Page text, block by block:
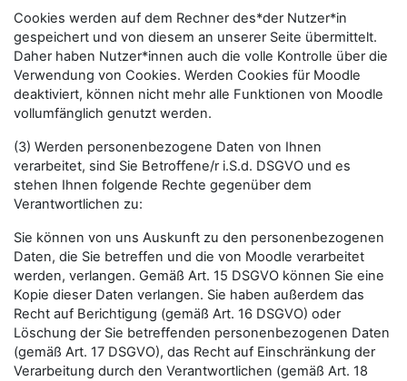
Cookies werden auf dem Rechner des*der Nutzer*in
gespeichert und von diesem an unserer Seite übermittelt.
Daher haben Nutzer*innen auch die volle Kontrolle über die
Verwendung von Cookies. Werden Cookies für Moodle
deaktiviert, können nicht mehr alle Funktionen von Moodle
vollumfänglich genutzt werden.
(3) Werden personenbezogene Daten von Ihnen
verarbeitet, sind Sie Betroffene/r i.S.d. DSGVO und es
stehen Ihnen folgende Rechte gegenüber dem
Verantwortlichen zu:
Sie können von uns Auskunft zu den personenbezogenen
Daten, die Sie betreffen und die von Moodle verarbeitet
werden, verlangen. Gemäß Art. 15 DSGVO können Sie eine
Kopie dieser Daten verlangen. Sie haben außerdem das
Recht auf Berichtigung (gemäß Art. 16 DSGVO) oder
Löschung der Sie betreffenden personenbezogenen Daten
(gemäß Art. 17 DSGVO), das Recht auf Einschränkung der
Verarbeitung durch den Verantwortlichen (gemäß Art. 18